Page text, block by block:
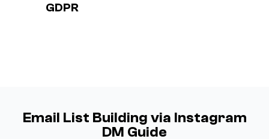
GDPR
Email List Building via Instagram
DM Guide